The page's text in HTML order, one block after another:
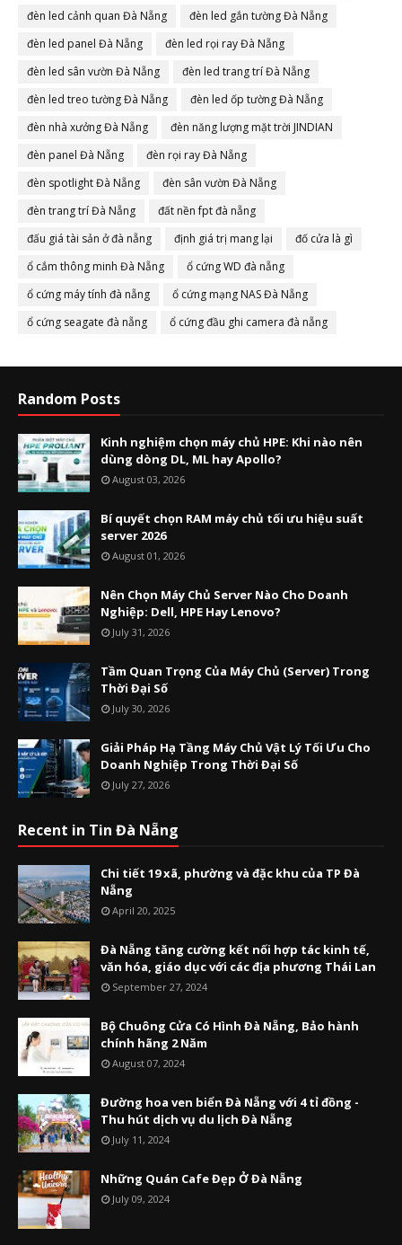
đèn led cảnh quan Đà Nẵng
đèn led gắn tường Đà Nẵng
đèn led panel Đà Nẵng
đèn led rọi ray Đà Nẵng
đèn led sân vườn Đà Nẵng
đèn led trang trí Đà Nẵng
đèn led treo tường Đà Nẵng
đèn led ốp tường Đà Nẵng
đèn nhà xưởng Đà Nẵng
đèn năng lượng mặt trời JINDIAN
đèn panel Đà Nẵng
đèn rọi ray Đà Nẵng
đèn spotlight Đà Nẵng
đèn sân vườn Đà Nẵng
đèn trang trí Đà Nẵng
đất nền fpt đà nẵng
đấu giá tài sản ở đà nẵng
định giá trị mang lại
đố cửa là gì
ổ cắm thông minh Đà Nẵng
ổ cứng WD đà nẵng
ổ cứng máy tính đà nẵng
ổ cứng mạng NAS Đà Nẵng
ổ cứng seagate đà nẵng
ổ cứng đầu ghi camera đà nẵng
Random Posts
Kinh nghiệm chọn máy chủ HPE: Khi nào nên
dùng dòng DL, ML hay Apollo?
August 03, 2026
Bí quyết chọn RAM máy chủ tối ưu hiệu suất
server 2026
August 01, 2026
Nên Chọn Máy Chủ Server Nào Cho Doanh
Nghiệp: Dell, HPE Hay Lenovo?
July 31, 2026
Tầm Quan Trọng Của Máy Chủ (Server) Trong
Thời Đại Số
July 30, 2026
Giải Pháp Hạ Tầng Máy Chủ Vật Lý Tối Ưu Cho
Doanh Nghiệp Trong Thời Đại Số
July 27, 2026
Recent in Tin Đà Nẵng
Chi tiết 19 xã, phường và đặc khu của TP Đà
Nẵng
April 20, 2025
Đà Nẵng tăng cường kết nối hợp tác kinh tế,
văn hóa, giáo dục với các địa phương Thái Lan
September 27, 2024
Bộ Chuông Cửa Có Hình Đà Nẵng, Bảo hành
chính hãng 2 Năm
August 07, 2024
Đường hoa ven biển Đà Nẵng với 4 tỉ đồng -
Thu hút dịch vụ du lịch Đà Nẵng
July 11, 2024
Những Quán Cafe Đẹp Ở Đà Nẵng
July 09, 2024